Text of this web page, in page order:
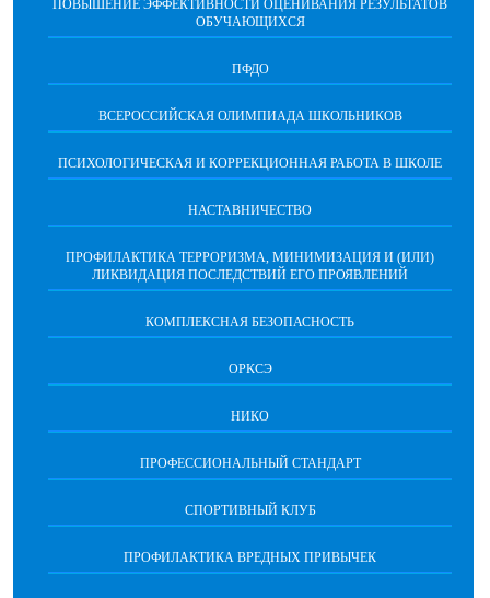
ПОВЫШЕНИЕ ЭФФЕКТИВНОСТИ ОЦЕНИВАНИЯ РЕЗУЛЬТАТОВ
ОБУЧАЮЩИХСЯ
ПФДО
ВСЕРОССИЙСКАЯ ОЛИМПИАДА ШКОЛЬНИКОВ
ПСИХОЛОГИЧЕСКАЯ И КОРРЕКЦИОННАЯ РАБОТА В ШКОЛЕ
НАСТАВНИЧЕСТВО
ПРОФИЛАКТИКА ТЕРРОРИЗМА, МИНИМИЗАЦИЯ И (ИЛИ)
ЛИКВИДАЦИЯ ПОСЛЕДСТВИЙ ЕГО ПРОЯВЛЕНИЙ
КОМПЛЕКСНАЯ БЕЗОПАСНОСТЬ
ОРКСЭ
НИКО
ПРОФЕССИОНАЛЬНЫЙ СТАНДАРТ
СПОРТИВНЫЙ КЛУБ
ПРОФИЛАКТИКА ВРЕДНЫХ ПРИВЫЧЕК